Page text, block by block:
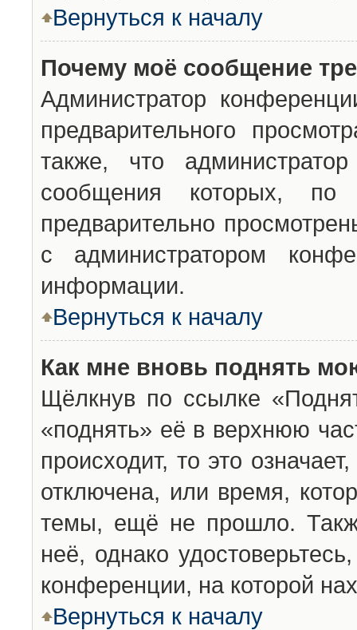
Вернуться к началу
Почему моё сообщение
Администратор
предварительного
также, что
сообщения которых,
предварительно
с администратором
информации.
Вернуться к началу
Как мне вновь поднять
Щёлкнув по ссылке
«поднять» её в верхнюю
происходит, то это
отключена, или время,
темы, ещё не прошло.
неё, однако
конференции, на которой
Вернуться к началу